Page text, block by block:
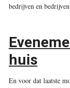
bedrijven en
huis
En voor dat laatste